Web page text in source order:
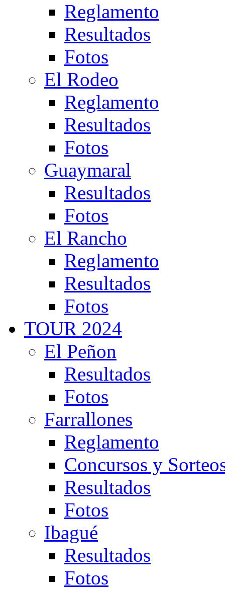
Reglamento
Resultados
Fotos
El Rodeo
Reglamento
Resultados
Fotos
Guaymaral
Resultados
Fotos
El Rancho
Reglamento
Resultados
Fotos
TOUR 2024
El Peñon
Resultados
Fotos
Farrallones
Reglamento
Concursos y
Resultados
Fotos
Ibagué
Resultados
Fotos